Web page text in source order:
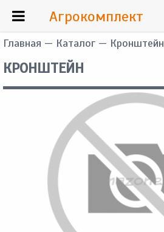
Главная — Каталог — Кронштейн
КРОНШТЕЙН
Агрокомплект